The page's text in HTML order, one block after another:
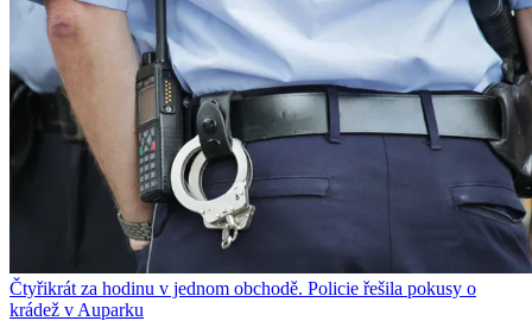
Čtyřikrát za hodinu v jednom obchodě. Policie řešila pokusy o
krádež v Auparku